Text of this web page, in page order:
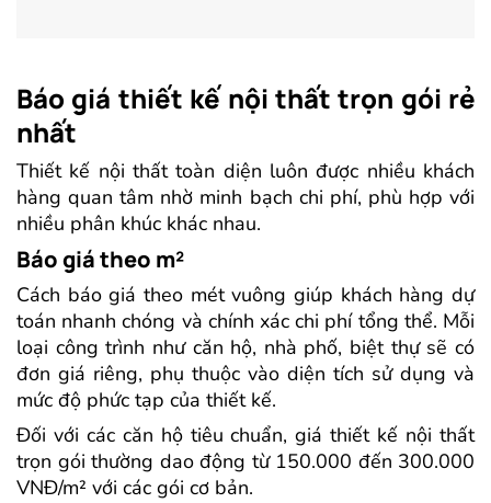
Báo giá thiết kế nội thất trọn gói rẻ
nhất
Thiết kế nội thất toàn diện luôn được nhiều khách
hàng quan tâm nhờ minh bạch chi phí, phù hợp với
nhiều phân khúc khác nhau.
Báo giá theo m²
Cách báo giá theo mét vuông giúp khách hàng dự
toán nhanh chóng và chính xác chi phí tổng thể. Mỗi
loại công trình như căn hộ, nhà phố, biệt thự sẽ có
đơn giá riêng, phụ thuộc vào diện tích sử dụng và
mức độ phức tạp của thiết kế.
Đối với các căn hộ tiêu chuẩn, giá thiết kế nội thất
trọn gói thường dao động từ 150.000 đến 300.000
VNĐ/m² với các gói cơ bản.